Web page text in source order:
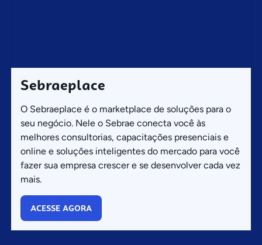
Sebraeplace
O Sebraeplace é o marketplace de soluções para o
seu negócio. Nele o Sebrae conecta você às
melhores consultorias, capacitações presenciais e
online e soluções inteligentes do mercado para você
fazer sua empresa crescer e se desenvolver cada vez
mais.
ACESSE AGORA